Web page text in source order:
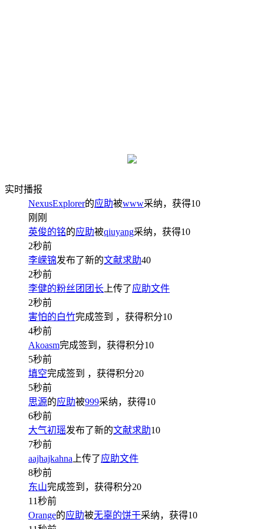
实时播报
NexusExplorer的应助被www采纳，获得10
刚刚
英俊的铭的应助被qiuyang采纳，获得10
2秒前
李嵘锦发布了新的文献求助40
2秒前
李健的粉丝团团长 上传了应助文件
2秒前
害怕的白竹完成签到 ，获得积分10
4秒前
Akoasm完成签到，获得积分10
5秒前
填空完成签到 ，获得积分20
5秒前
思源的应助被999采纳，获得10
6秒前
大气初瑶发布了新的文献求助10
7秒前
aajhajkahna 上传了应助文件
8秒前
东山完成签到，获得积分20
11秒前
Orange的应助被无辜的饼干采纳，获得10